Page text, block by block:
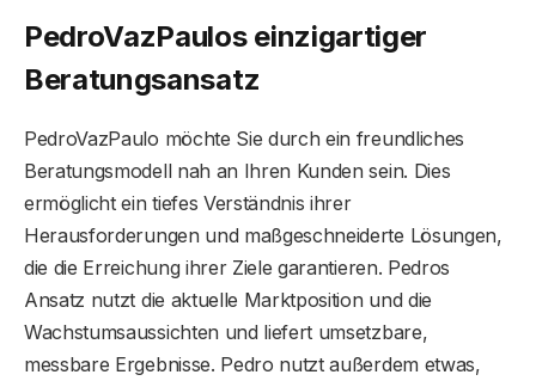
PedroVazPaulos einzigartiger
Beratungsansatz
PedroVazPaulo möchte Sie durch ein freundliches
Beratungsmodell nah an Ihren Kunden sein. Dies
ermöglicht ein tiefes Verständnis ihrer
Herausforderungen und maßgeschneiderte Lösungen,
die die Erreichung ihrer Ziele garantieren. Pedros
Ansatz nutzt die aktuelle Marktposition und die
Wachstumsaussichten und liefert umsetzbare,
messbare Ergebnisse. Pedro nutzt außerdem etwas,